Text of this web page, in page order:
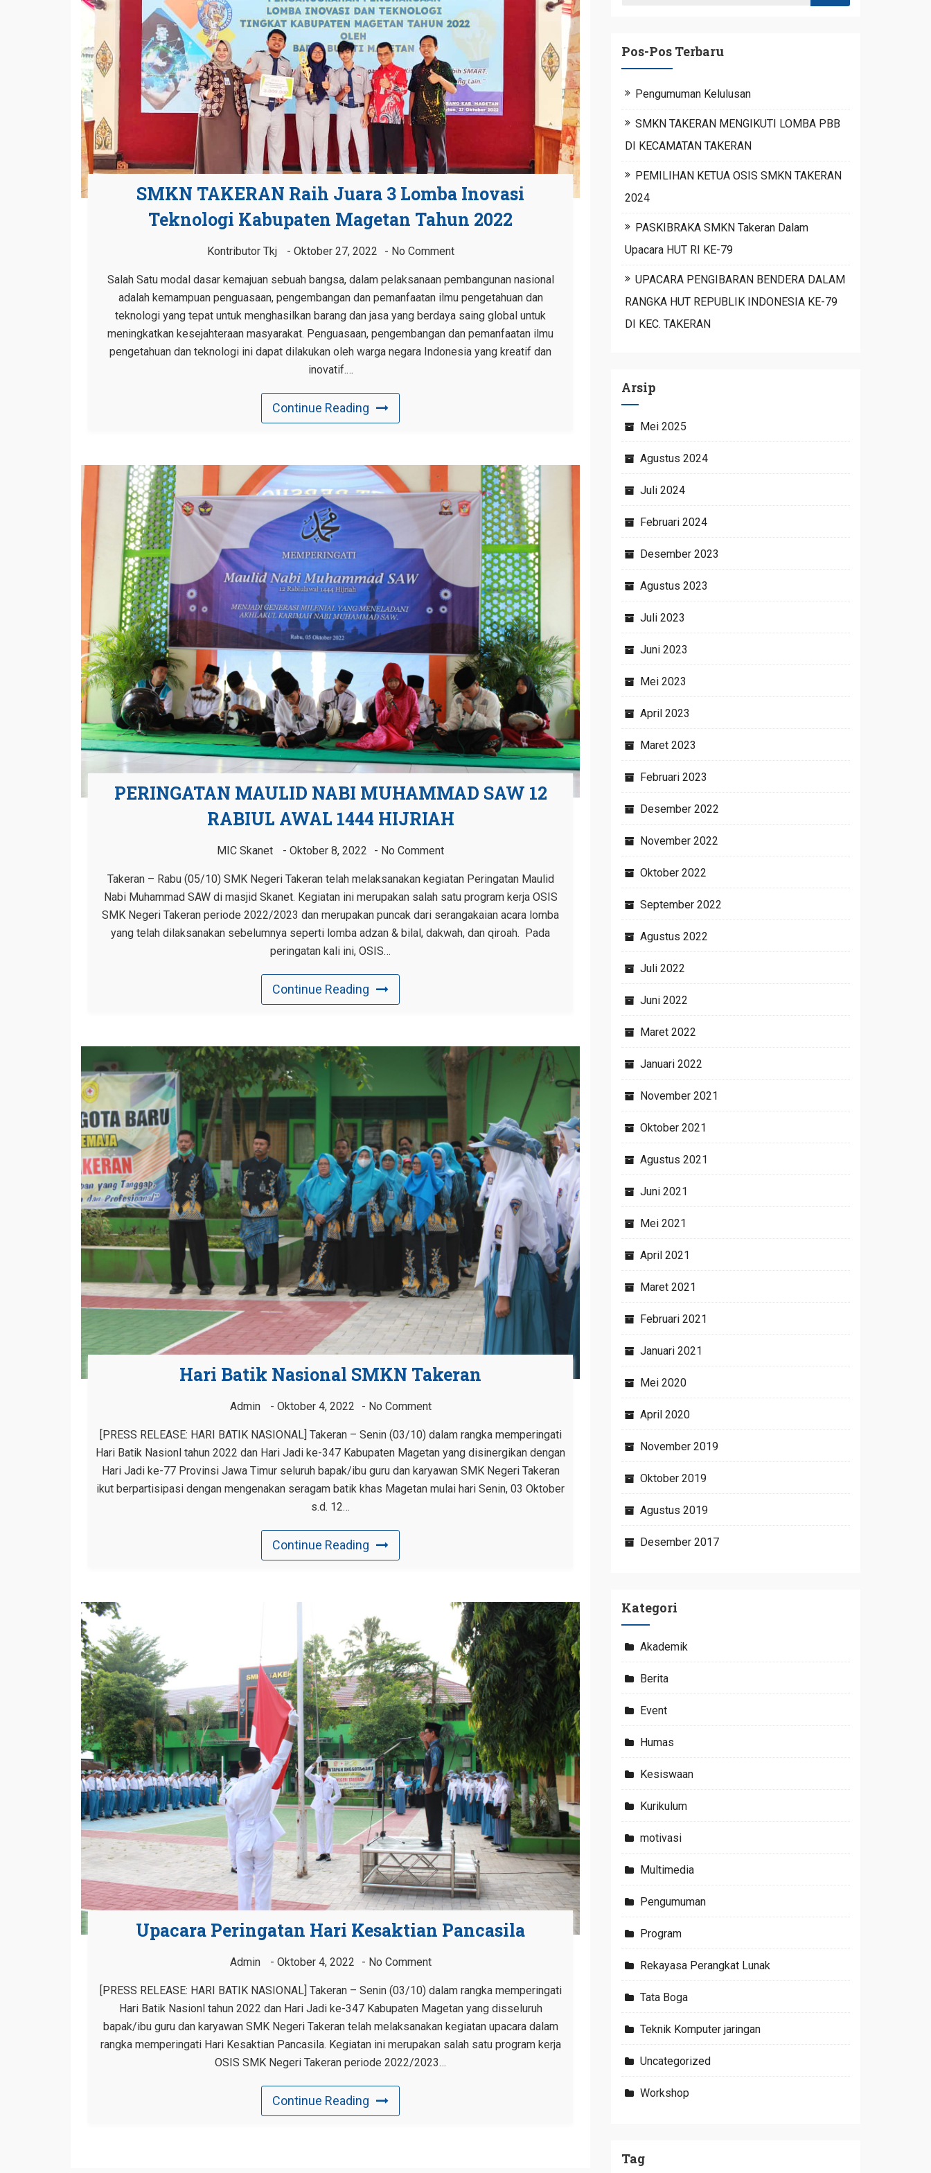
SMKN TAKERAN Raih Juara 3 Lomba Inovasi
Teknologi Kabupaten Magetan Tahun 2022
Kontributor Tkj Oktober 27, 2022 No Comment
Salah Satu modal dasar kemajuan sebuah bangsa, dalam pelaksanaan pembangunan nasional
adalah kemampuan penguasaan, pengembangan dan pemanfaatan ilmu pengetahuan dan
teknologi yang tepat untuk menghasilkan barang dan jasa yang berdaya saing global untuk
meningkatkan kesejahteraan masyarakat. Penguasaan, pengembangan dan pemanfaatan ilmu
pengetahuan dan teknologi ini dapat dilakukan oleh warga negara Indonesia yang kreatif dan
inovatif.…
Continue Reading
PERINGATAN MAULID NABI MUHAMMAD SAW 12
RABIUL AWAL 1444 HIJRIAH
MIC Skanet Oktober 8, 2022 No Comment
Takeran – Rabu (05/10) SMK Negeri Takeran telah melaksanakan kegiatan Peringatan Maulid
Nabi Muhammad SAW di masjid Skanet. Kegiatan ini merupakan salah satu program kerja OSIS
SMK Negeri Takeran periode 2022/2023 dan merupakan puncak dari serangakaian acara lomba
yang telah dilaksanakan sebelumnya seperti lomba adzan & bilal, dakwah, dan qiroah. Pada
peringatan kali ini, OSIS…
Continue Reading
Hari Batik Nasional SMKN Takeran
Admin Oktober 4, 2022 No Comment
[PRESS RELEASE: HARI BATIK NASIONAL] Takeran – Senin (03/10) dalam rangka memperingati
Hari Batik Nasionl tahun 2022 dan Hari Jadi ke-347 Kabupaten Magetan yang disinergikan dengan
Hari Jadi ke-77 Provinsi Jawa Timur seluruh bapak/ibu guru dan karyawan SMK Negeri Takeran
ikut berpartisipasi dengan mengenakan seragam batik khas Magetan mulai hari Senin, 03 Oktober
s.d. 12…
Continue Reading
Upacara Peringatan Hari Kesaktian Pancasila
Admin Oktober 4, 2022 No Comment
[PRESS RELEASE: HARI BATIK NASIONAL] Takeran – Senin (03/10) dalam rangka memperingati
Hari Batik Nasionl tahun 2022 dan Hari Jadi ke-347 Kabupaten Magetan yang disseluruh
bapak/ibu guru dan karyawan SMK Negeri Takeran telah melaksanakan kegiatan upacara dalam
rangka memperingati Hari Kesaktian Pancasila. Kegiatan ini merupakan salah satu program kerja
OSIS SMK Negeri Takeran periode 2022/2023…
Continue Reading
Pos-Pos Terbaru
Pengumuman Kelulusan
SMKN TAKERAN MENGIKUTI LOMBA PBB
DI KECAMATAN TAKERAN
PEMILIHAN KETUA OSIS SMKN TAKERAN
2024
PASKIBRAKA SMKN Takeran Dalam
Upacara HUT RI KE-79
UPACARA PENGIBARAN BENDERA DALAM
RANGKA HUT REPUBLIK INDONESIA KE-79
DI KEC. TAKERAN
Arsip
Mei 2025
Agustus 2024
Juli 2024
Februari 2024
Desember 2023
Agustus 2023
Juli 2023
Juni 2023
Mei 2023
April 2023
Maret 2023
Februari 2023
Desember 2022
November 2022
Oktober 2022
September 2022
Agustus 2022
Juli 2022
Juni 2022
Maret 2022
Januari 2022
November 2021
Oktober 2021
Agustus 2021
Juni 2021
Mei 2021
April 2021
Maret 2021
Februari 2021
Januari 2021
Mei 2020
April 2020
November 2019
Oktober 2019
Agustus 2019
Desember 2017
Kategori
Akademik
Berita
Event
Humas
Kesiswaan
Kurikulum
motivasi
Multimedia
Pengumuman
Program
Rekayasa Perangkat Lunak
Tata Boga
Teknik Komputer jaringan
Uncategorized
Workshop
Tag